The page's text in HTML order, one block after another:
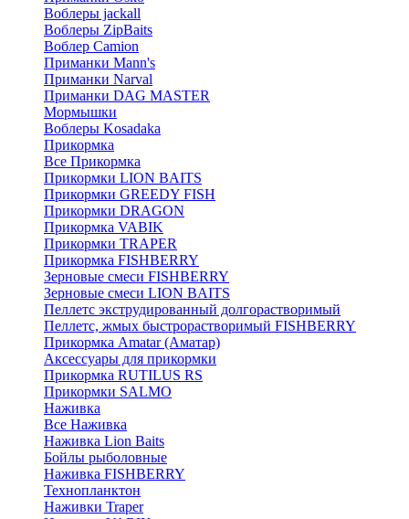
Воблеры jackall
Воблеры ZipBaits
Воблер Camion
Приманки Mann's
Приманки Narval
Приманки DAG MASTER
Мормышки
Воблеры Kosadaka
Прикормка
Все Прикормка
Прикормки LION BAITS
Прикормки GREEDY FISH
Прикормки DRAGON
Прикормка VABIK
Прикормки TRAPER
Прикормка FISHBERRY
Зерновые смеси FISHBERRY
Зерновые смеси LION BAITS
Пеллетс экструдированный долгорастворимый
Пеллетс, жмых быстрорастворимый FISHBERRY
Прикормка Amatar (Аматар)
Аксессуары для прикормки
Прикормка RUTILUS RS
Прикормки SALMO
Наживка
Все Наживка
Наживка Lion Baits
Бойлы рыболовные
Наживка FISHBERRY
Технопланктон
Наживки Traper